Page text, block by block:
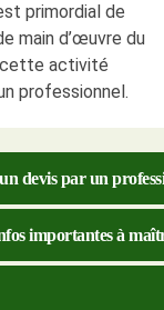
primordial de
main d’œuvre du
cette activité
professionnel.
devis par un
importantes à